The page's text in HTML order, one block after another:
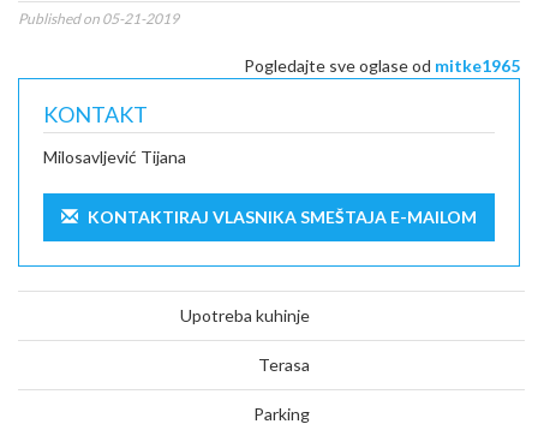
Published on 05-21-2019
Pogledajte sve oglase od mitke1965
KONTAKT
Milosavljević Tijana
KONTAKTIRAJ VLASNIKA SMEŠTAJA E-MAILOM
Upotreba kuhinje
Terasa
Parking